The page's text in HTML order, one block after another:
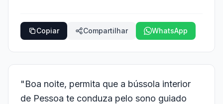
Copiar Compartilhar WhatsApp
"Boa noite, permita que a bússola interior
de Pessoa te conduza pelo sono guiado